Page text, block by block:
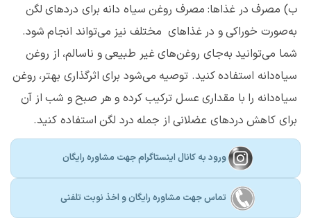
ب) مصرف در غذاها: مصرف روغن سیاه دانه برای دردهای لگن
به‌صورت خوراکی و در غذاهای مختلف نیز می‌تواند انجام شود.
شما می‌توانید به‌جای روغن‌های غیر طبیعی و ناسالم، از روغن
سیاه‌دانه استفاده کنید. توصیه می‌شود برای اثرگذاری بهتر، روغن
سیاه‌دانه را با مقداری عسل ترکیب کرده و هر صبح و شب از آن
برای کاهش دردهای عضلانی از جمله درد لگن استفاده کنید.
ورود به کانال اینستاگرام جهت مشاوره رایگان
تماس جهت مشاوره رايگان و اخذ نوبت تلفنی